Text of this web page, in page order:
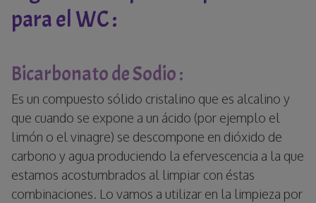
para el WC :
Bicarbonato de Sodio :
Es un compuesto sólido cristalino que es alcalino y
que cuando se expone a un ácido (por ejemplo el
limón o el vinagre) se descompone en dióxido de
carbono y agua produciendo la efervescencia a la que
estamos acostumbrados al limpiar con éstas
combinaciones. Lo vamos a utilizar en la limpieza por